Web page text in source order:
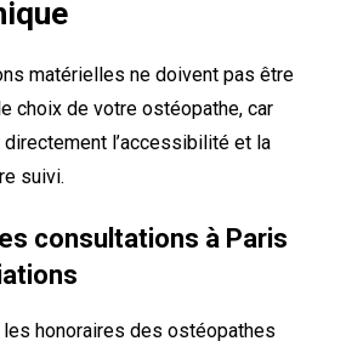
matérielles ne doivent pas être
choix de votre ostéopathe, car
l’accessibilité et la
suivi.
consultations à Paris
les honoraires des ostéopathes